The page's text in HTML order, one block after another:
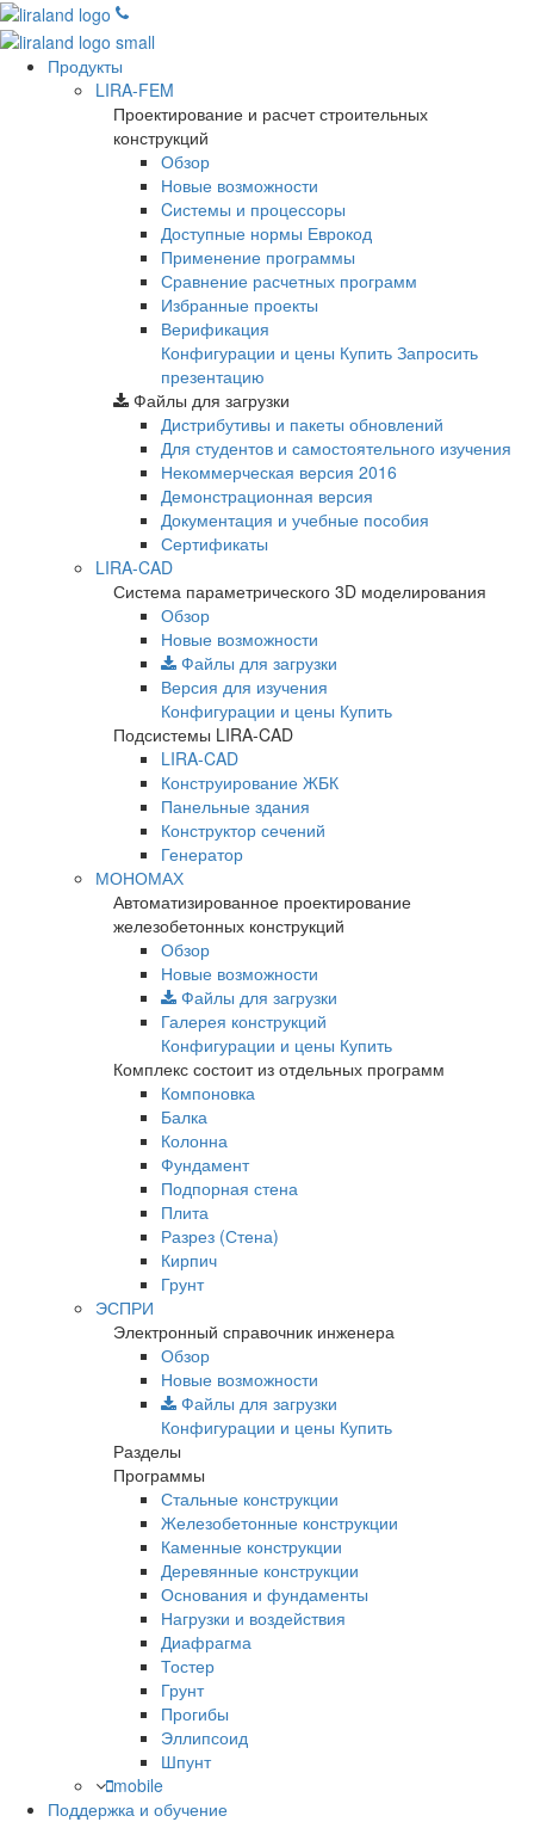
Продукты
LIRA-FEM
Проектирование и расчет строительных
конструкций
Обзор
Новые возможности
Cистемы и процессоры
Доступные нормы Еврокод
Применение программы
Сравнение расчетных программ
Избранные проекты
Верификация
Конфигурации и цены Купить Запросить
презентацию
Файлы для загрузки
Дистрибутивы и пакеты обновлений
Для студентов и самостоятельного изучения
Некоммерческая версия 2016
Демонстрационная версия
Документация и учебные пособия
Сертификаты
LIRA-CAD
Система параметрического 3D моделирования
Обзор
Новые возможности
Файлы для загрузки
Версия для изучения
Конфигурации и цены Купить
Подсистемы LIRA-CAD
LIRA-CAD
Конструирование ЖБК
Панельные здания
Конструктор сечений
Генератор
МОНОМАХ
Автоматизированное проектирование
железобетонных конструкций
Обзор
Новые возможности
Файлы для загрузки
Галерея конструкций
Конфигурации и цены Купить
Комплекс состоит из отдельных программ
Компоновка
Балка
Колонна
Фундамент
Подпорная стена
Плита
Разрез (Стена)
Кирпич
Грунт
ЭСПРИ
Электронный справочник инженера
Обзор
Новые возможности
Файлы для загрузки
Конфигурации и цены Купить
Разделы
Программы
Стальные конструкции
Железобетонные конструкции
Каменные конструкции
Деревянные конструкции
Основания и фундаменты
Нагрузки и воздействия
Диафрагма
Тостер
Грунт
Прогибы
Эллипсоид
Шпунт
mobile
Поддержка и обучение